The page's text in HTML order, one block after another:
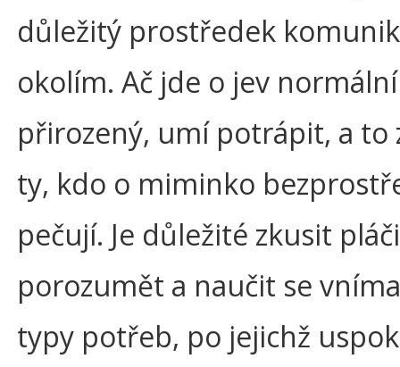
důležitý prostředek
okolím. Ač jde o jev
přirozený, umí potrápit, a to
ty, kdo o miminko
pečují. Je důležité zkusit pláči
porozumět a naučit se
typy potřeb, po jejichž